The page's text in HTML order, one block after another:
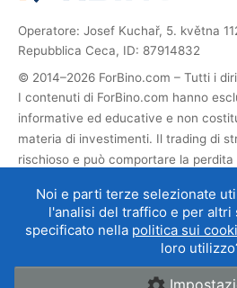
Noi e parti terze selezionate
l'analisi del traffico e per altri
specificato nella politica sui
loro
Operatore: Josef Kuchař, 5. května
Repubblica Ceca, ID: 87914832
© 2014–2026 ForBino.com – Tutti i
I contenuti di ForBino.com hanno
informative ed educative e non
materia di investimenti. Il trading di
rischioso e può comportare la
essi, riceviamo una commissione
sviluppare il sito. Ciò non influisce
e le collaborazioni di affiliazione non
valutazioni dei broker.